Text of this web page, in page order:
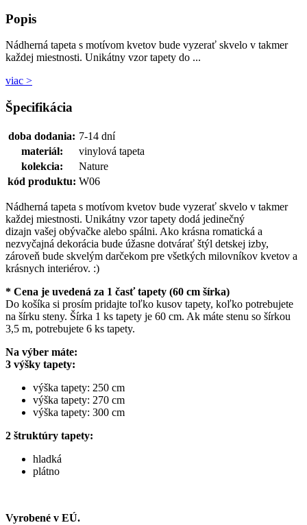
Popis
Nádherná tapeta s motívom kvetov bude vyzerať skvelo v takmer
každej miestnosti. Unikátny vzor tapety do ...
viac >
Špecifikácia
doba dodania: 7-14 dní
materiál:
vinylová tapeta
kolekcia:
Nature
kód produktu: W06
Nádherná tapeta s motívom kvetov bude vyzerať skvelo v takmer
každej miestnosti. Unikátny vzor tapety dodá jedinečný
dizajn vašej obývačke alebo spálni. Ako krásna romatická a
nezvyčajná dekorácia bude úžasne dotvárať štýl detskej izby,
zároveň bude skvelým darčekom pre všetkých milovníkov kvetov a
krásnych interiérov. :)
* Cena je uvedená za 1 časť tapety (60 cm šírka)
Do košíka si prosím pridajte toľko kusov tapety, koľko potrebujete
na šírku steny. Šírka 1 ks tapety je 60 cm. Ak máte stenu so šírkou
3,5 m, potrebujete 6 ks tapety.
Na výber máte:
3 výšky tapety:
výška tapety: 250 cm
výška tapety: 270 cm
výška tapety: 300 cm
2 štruktúry tapety:
hladká
plátno
Vyrobené v EÚ.